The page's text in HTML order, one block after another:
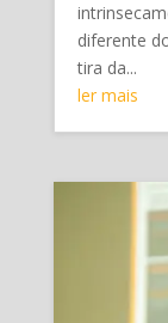
diferente
tira da...
ler mais